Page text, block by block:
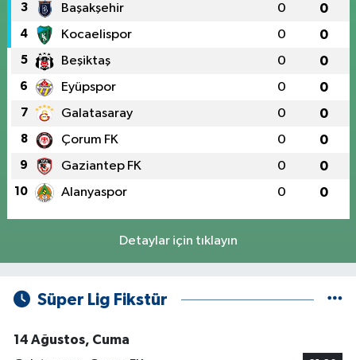
3 Başakşehir 0 0
4 Kocaelispor 0 0
5 Beşiktaş 0 0
6 Eyüpspor 0 0
7 Galatasaray 0 0
8 Çorum FK 0 0
9 Gaziantep FK 0 0
10 Alanyaspor 0 0
Detaylar için tıklayın
Süper Lig Fikstür
14 Ağustos, Cuma